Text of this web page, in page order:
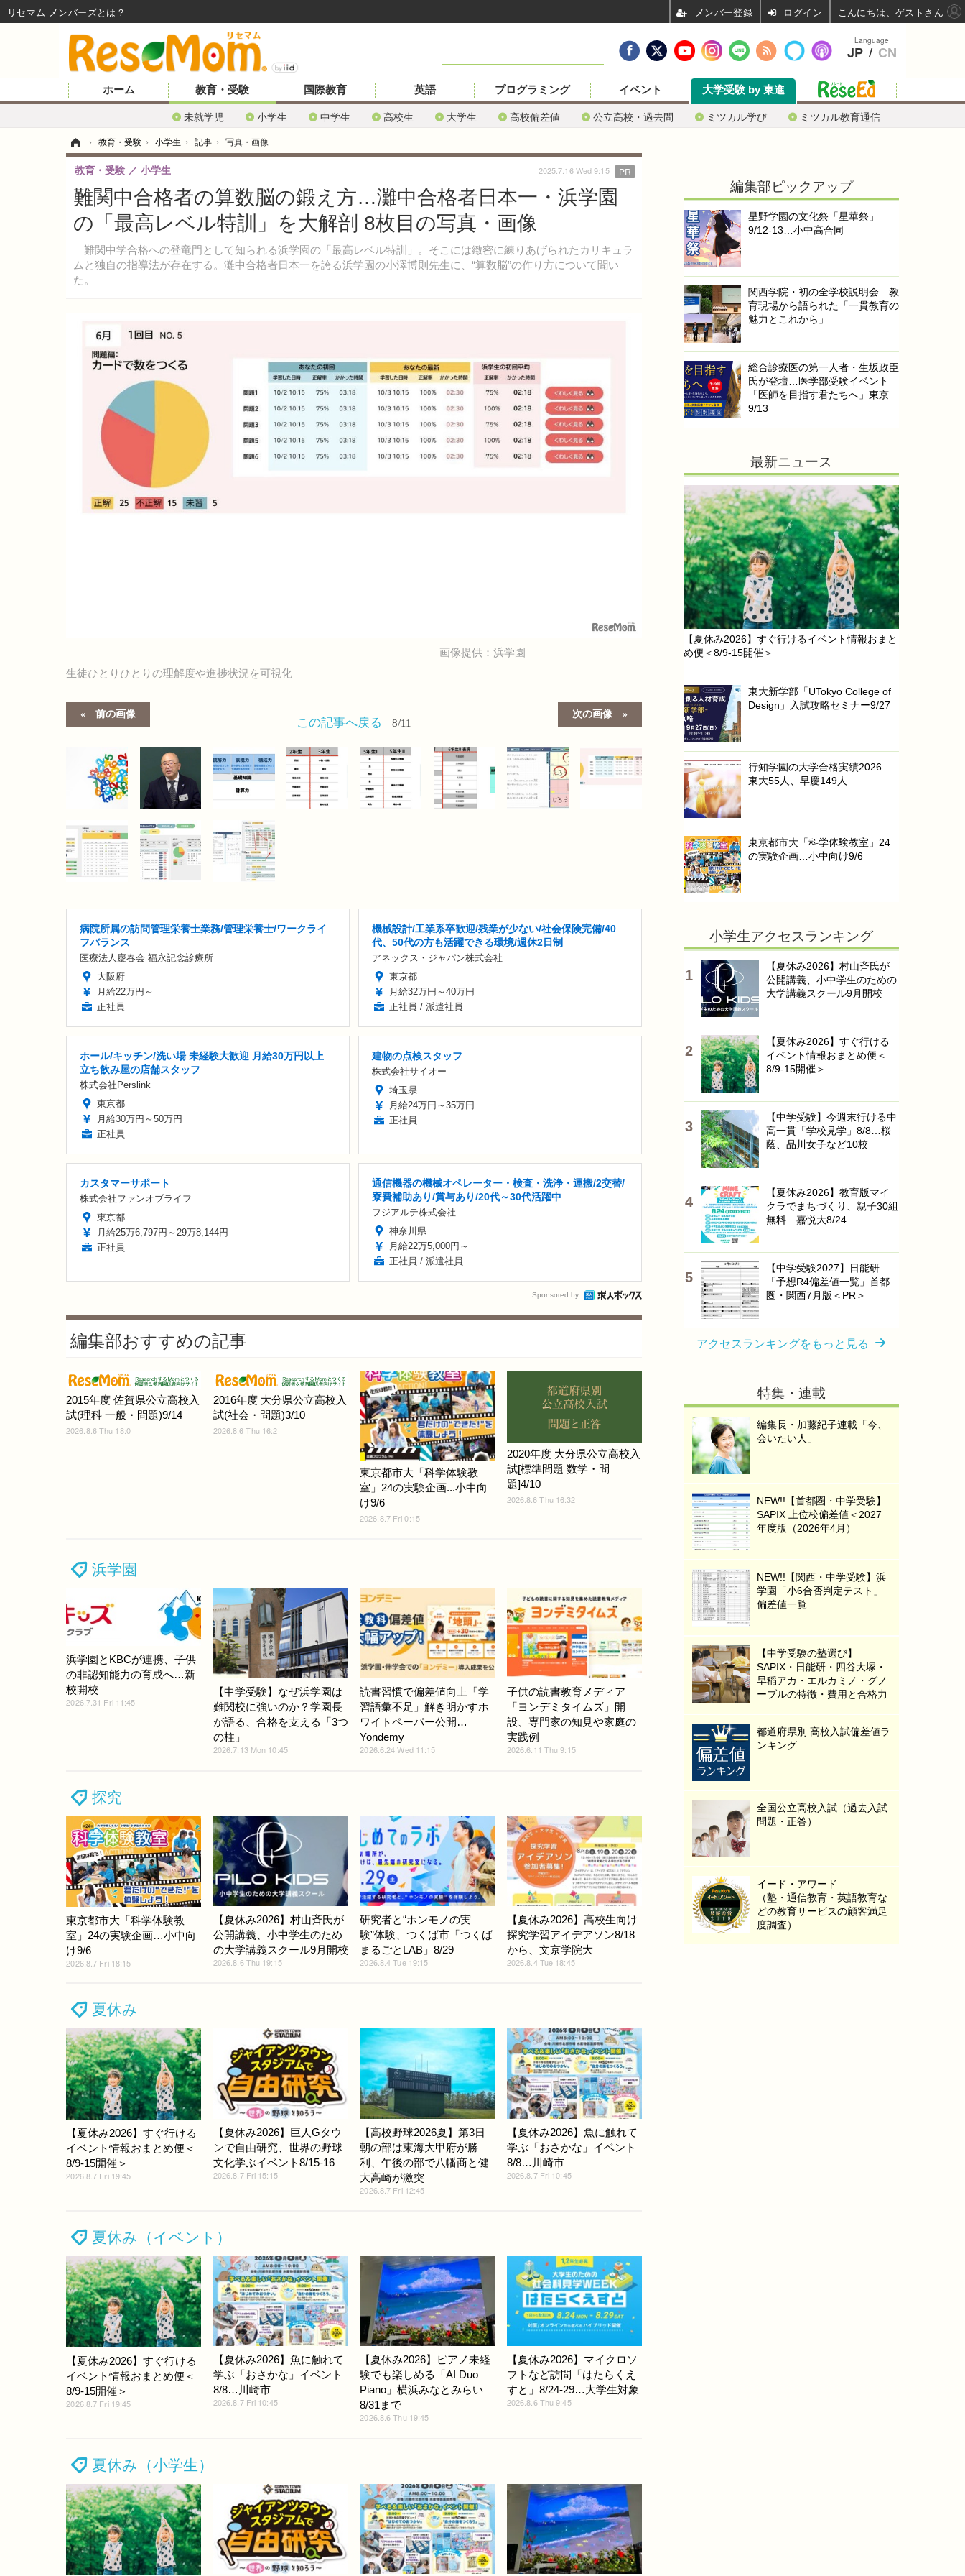
ホーム 教育・受験
未就学児 小学生 中学生 高校生 大学生 高校偏差値 公立高校・過去問 ミツカル学び ミツカル教育通信
国際教育 英語 プログラミング イベント 大学受験 by 東進
› 教育・受験 › 小学生 › 記事 › 写真・画像
難関中合格者の算数脳の鍛え方…灘中合格者日本一・浜学園
の「最高レベル特訓」を大解剖 8枚目の写真・画像
難関中学合格への登竜門として知られる浜学園の「最高レベル特訓」。そこには緻密に練りあげられたカリキュラ
ムと独自の指導法が存在する。灘中合格者日本一を誇る浜学園の小澤博則先生に、“算数脳”の作り方について聞い
た。
教育・受験 小学生 2025.7.16 Wed 9:15 PR
画像提供：浜学園
生徒ひとりひとりの理解度や進捗状況を可視化
前の画像 次の画像
この記事へ戻る 8/11
病院所属の訪問管理栄養士業務/管理栄養士/ワークライ
フバランス
医療法人慶春会 福永記念診療所
大阪府
月給22万円～
正社員
機械設計/工業系卒歓迎/残業が少ない/社会保険完備/40
代、50代の方も活躍できる環境/週休2日制
アネックス・ジャパン株式会社
東京都
月給32万円～40万円
正社員 / 派遣社員
ホール/キッチン/洗い場 未経験大歓迎 月給30万円以上
立ち飲み屋の店舗スタッフ
株式会社Perslink
東京都
月給30万円～50万円
正社員
建物の点検スタッフ
株式会社サイオー
埼玉県
月給24万円～35万円
正社員
カスタマーサポート
株式会社ファンオブライフ
東京都
月給25万6,797円～29万8,144円
正社員
通信機器の機械オペレーター・検査・洗浄・運搬/2交替/
寮費補助あり/賞与あり/20代～30代活躍中
フジアルテ株式会社
神奈川県
月給22万5,000円～
正社員 / 派遣社員
Sponsored by
編集部おすすめの記事
2015年度 佐賀県公立高校入
試(理科 一般・問題)9/14
2026.8.6 Thu 18:0
2016年度 大分県公立高校入
試(社会・問題)3/10
2026.8.6 Thu 16:2
東京都市大「科学体験教
室」24の実験企画...小中向
け9/6
2026.8.7 Fri 0:15
2020年度 大分県公立高校入
試[標準問題 数学・問
題]4/10
2026.8.6 Thu 16:32
浜学園
浜学園とKBCが連携、子供
の非認知能力の育成へ…新
校開校
2026.7.31 Fri 11:45
【中学受験】なぜ浜学園は
難関校に強いのか？学園長
が語る、合格を支える「3つ
の柱」
2026.7.13 Mon 10:45
読書習慣で偏差値向上「学
習語彙不足」解き明かすホ
ワイトペーパー公開…
Yondemy
2026.6.24 Wed 11:15
子供の読書教育メディア
「ヨンデミタイムズ」開
設、専門家の知見や家庭の
実践例
2026.6.11 Thu 9:15
探究
東京都市大「科学体験教
室」24の実験企画…小中向
け9/6
2026.8.7 Fri 18:15
【夏休み2026】村山斉氏が
公開講義、小中学生のため
の大学講義スクール9月開校
2026.8.6 Thu 19:15
研究者と“ホンモノの実
験”体験、つくば市「つくば
まるごとLAB」8/29
2026.8.4 Tue 19:15
【夏休み2026】高校生向け
探究学習アイデアソン8/18
から、文京学院大
2026.8.4 Tue 18:45
夏休み
【夏休み2026】すぐ行ける
イベント情報おまとめ便＜
8/9-15開催＞
2026.8.7 Fri 19:45
【夏休み2026】巨人Gタウ
ンで自由研究、世界の野球
文化学ぶイベント8/15-16
2026.8.7 Fri 15:15
【高校野球2026夏】第3日
朝の部は東海大甲府が勝
利、午後の部で八幡商と健
大高崎が激突
2026.8.7 Fri 12:45
【夏休み2026】魚に触れて
学ぶ「おさかな」イベント
8/8…川崎市
2026.8.7 Fri 10:45
夏休み（イベント）
【夏休み2026】すぐ行ける
イベント情報おまとめ便＜
8/9-15開催＞
2026.8.7 Fri 19:45
【夏休み2026】魚に触れて
学ぶ「おさかな」イベント
8/8…川崎市
2026.8.7 Fri 10:45
【夏休み2026】ピアノ未経
験でも楽しめる「AI Duo
Piano」横浜みなとみらい
8/31まで
2026.8.6 Thu 19:45
【夏休み2026】マイクロソ
フトなど訪問「はたらくえ
すと」8/24-29…大学生対象
2026.8.6 Thu 9:45
夏休み（小学生）
編集部ピックアップ
星野学園の文化祭「星華祭」
9/12-13…小中高合同
関西学院・初の全学校説明会…教
育現場から語られた「一貫教育の
魅力とこれから」
総合診療医の第一人者・生坂政臣
氏が登壇…医学部受験イベント
「医師を目指す君たちへ」東京
9/13
最新ニュース
【夏休み2026】すぐ行けるイベント情報おまと
め便＜8/9-15開催＞
東大新学部「UTokyo College of
Design」入試攻略セミナー9/27
行知学園の大学合格実績2026…
東大55人、早慶149人
東京都市大「科学体験教室」24
の実験企画…小中向け9/6
小学生アクセスランキング
【夏休み2026】村山斉氏が
公開講義、小中学生のための
大学講義スクール9月開校
【夏休み2026】すぐ行ける
イベント情報おまとめ便＜
8/9-15開催＞
【中学受験】今週末行ける中
高一貫「学校見学」8/8…桜
蔭、品川女子など10校
【夏休み2026】教育版マイ
クラでまちづくり、親子30組
無料…嘉悦大8/24
【中学受験2027】日能研
「予想R4偏差値一覧」首都
圏・関西7月版＜PR＞
アクセスランキングをもっと見る
特集・連載
編集長・加藤紀子連載「今、
会いたい人」
NEW!!【首都圏・中学受験】
SAPIX 上位校偏差値＜2027
年度版（2026年4月）
NEW!!【関西・中学受験】浜
学園「小6合否判定テスト」
偏差値一覧
【中学受験の塾選び】
SAPIX・日能研・四谷大塚・
早稲アカ・エルカミノ・グノ
ーブルの特徴・費用と合格力
都道府県別 高校入試偏差値ラ
ンキング
全国公立高校入試（過去入試
問題・正答）
イード・アワード
（塾・通信教育・英語教育な
どの教育サービスの顧客満足
度調査）
Language
JP / CN
リセマム メンバーズ ログイン こんにちは、ゲストさん